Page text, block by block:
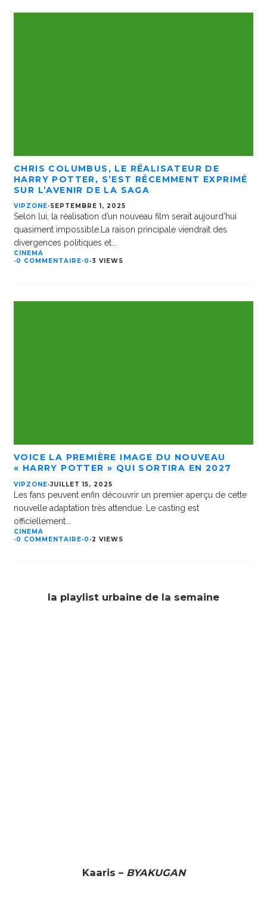
CHRIS COLUMBUS, LE RÉALISATEUR DE
HARRY POTTER, S’EST RÉCEMMENT EXPRIMÉ
SUR L’AVENIR DE LA SAGA
VIPZONE·SEPTEMBRE 1, 2025
Selon lui, la réalisation d’un nouveau film serait aujourd’hui
quasiment impossible.La raison principale viendrait des
divergences politiques et...
CINEMA
·0 COMMENTAIRE·0 ·3 VIEWS
VOICE LA PREMIÈRE IMAGE DU NOUVEAU
« HARRY POTTER » QUI SORTIRA EN 2027
VIPZONE·JUILLET 15, 2025
Les fans peuvent enfin découvrir un premier aperçu de cette
nouvelle adaptation très attendue. Le casting est
officiellement
CINEMA
·0 COMMENTAIRE·0 ·2 VIEWS
la playlist urbaine de la semaine
Kaaris – BYAKUGAN